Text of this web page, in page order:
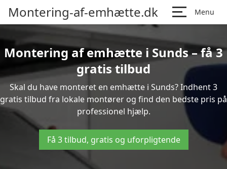
Montering-af-emhætte.dk Menu
Montering af emhætte i Sunds – få 3
gratis tilbud
Skal du have monteret en emhætte i Sunds? Indhent 3
gratis tilbud fra lokale montører og find den bedste pris på
professionel hjælp.
Få 3 tilbud, gratis og uforpligtende